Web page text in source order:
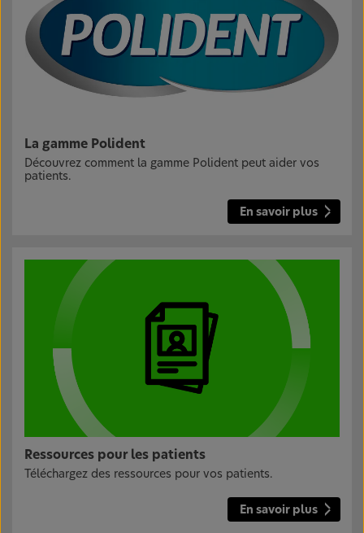
La gamme Polident
Découvrez comment la gamme Polident peut aider vos
patients.
En savoir plus
Ressources pour les patients
Téléchargez des ressources pour vos patients.
En savoir plus